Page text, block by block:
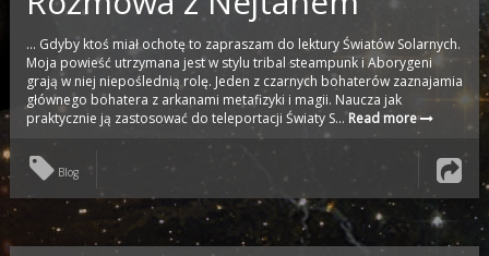
… Gdyby ktoś miał ochotę to zapraszam do lektury Światów Solarnych.
Moja powieść utrzymana jest w stylu tribal steampunk i Aborygeni
grają w niej niepoślednią rolę. Jeden z czarnych bohaterów zaznajamia
głównego bohatera z arkanami metafizyki i magii. Naucza jak
praktycznie ją zastosować do teleportacji Światy S... Read more
Blog